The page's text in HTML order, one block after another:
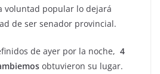
voluntad popular lo dejará
de ser senador provincial.
de ayer por la noche, 4
obtuvieron su lugar.